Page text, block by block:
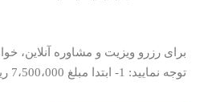
برای رزرو ویزیت و مشاوره آنلاین،
توجه نمایید: 1- ابتدا مبلغ 7،500،000 ریال به کارت…